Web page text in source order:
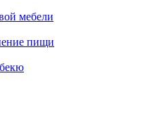
мебели
пищи